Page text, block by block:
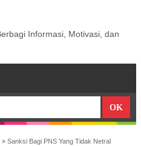
Informasi, Motivasi, dan
» Sanksi Bagi PNS Yang Tidak Netral